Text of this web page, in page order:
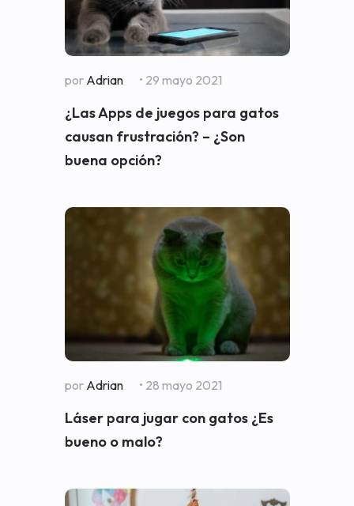
por Adrian • 29 mayo 2021
¿Las Apps de juegos para gatos
causan frustración? – ¿Son
buena opción?
por Adrian • 28 mayo 2021
Láser para jugar con gatos ¿Es
bueno o malo?